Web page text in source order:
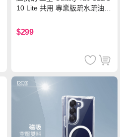
10 Lite 共用 專業版疏水疏油9
$299